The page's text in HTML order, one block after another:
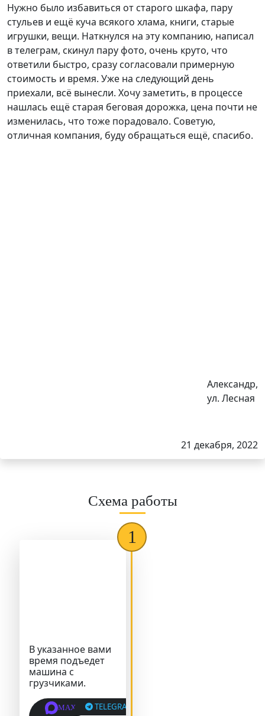
Нужно было избавиться от старого шкафа, пару
стульев и ещё куча всякого хлама, книги, старые
игрушки, вещи. Наткнулся на эту компанию, написал
в телеграм, скинул пару фото, очень круто, что
ответили быстро, сразу согласовали примерную
стоимость и время. Уже на следующий день
приехали, всё вынесли. Хочу заметить, в процессе
нашлась ещё старая беговая дорожка, цена почти не
изменилась, что тоже порадовало. Советую,
отличная компания, буду обращаться ещё, спасибо.
Александр,
ул. Лесная
21 декабря, 2022
Схема работы
В указанное вами
время подъедет
машина с
грузчиками.
MAX TELEGRAM